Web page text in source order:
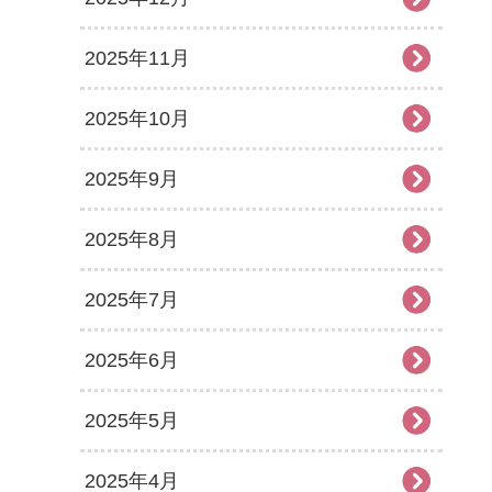
2025年11月
2025年10月
2025年9月
2025年8月
2025年7月
2025年6月
2025年5月
2025年4月